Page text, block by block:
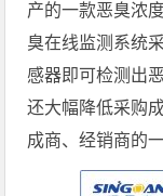
产的一款恶臭浓
臭在线监测系统
感器即可检测出
还大幅降低采购
成商、经销商的